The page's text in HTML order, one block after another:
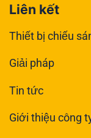
Liên kết
Thiết bị chiếu
Giải pháp
Tin tức
Giới thiệu công